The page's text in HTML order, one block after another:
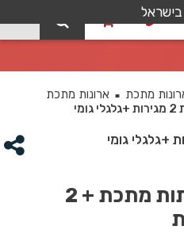
בישראל
שידת טלויזיה 2 דלתות 2 מגירות +גלגלי
מתכת ■
ארונות מתכת
ארונית מתכת 2 דלתות מתכת + 2